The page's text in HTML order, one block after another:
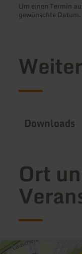
Um einen Termin
gewünschte Datum.
Downloads
Ort